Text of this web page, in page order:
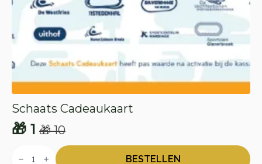
Schaats Cadeaukaart
🎁10
Oorspronkelijke
prijs
🎁 1
Huidige
prijs
Cadeaukaart
BESTELLEN